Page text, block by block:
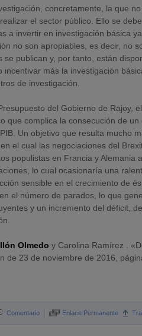
concretamente, la que
el sector público. Ello se
a invertir en investigación básica
no son apropiables, es decir, no
se publican y, por tanto, están
incentivar más la investigación
de investigación.
del Gobierno de Rajoy,
que complica la consecución de
Un objetivo que resulta mucho
el cual las negociaciones del
populistas en Francia y Alemania
lo cual ocasionaría una
sensible en el crecimiento de
el número de parados, lo que
y un incremento del déficit,
Olmedo y Carolina Ramírez .
de 23 de noviembre de 2016,
Comentario Enlace Permanente